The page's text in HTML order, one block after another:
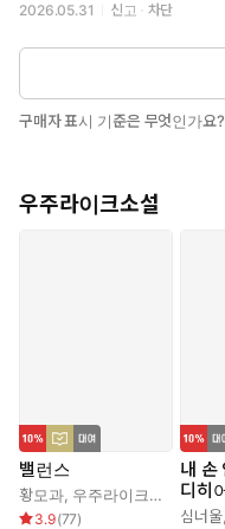
2026.05.31 신고 차단
구매자 표시 기준은 무엇인가요?
우주라이크소설
밸런스
황모과, 우주라이크소설
3.9(77)
내 손
디히
심너울,